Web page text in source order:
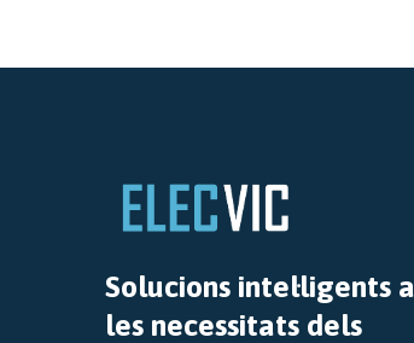
Solucions intel·ligents a
les necessitats dels